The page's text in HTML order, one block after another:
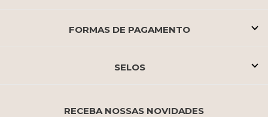
FORMAS DE PAGAMENTO
SELOS
RECEBA NOSSAS NOVIDADES